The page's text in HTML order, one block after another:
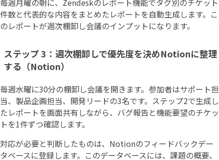
毎週月曜の朝に、Zendeskのレポート機能でタグ別のチケット
件数と代表的な内容をまとめたレポートを自動生成します。こ
のレポートが週次棚卸し会議のインプットになります。
ステップ 3：週次棚卸しで優先度を決めNotionに整理
する（Notion）
毎週水曜に30分の棚卸し会議を開きます。参加者はサポート担
当、製品企画担当、開発リードの3名です。ステップ2で生成し
たレポートを画面共有しながら、バグ報告と機能要望のチケッ
トを1件ずつ確認します。
対応が必要と判断したものは、Notionのフィードバックデー
タベースに登録します。このデータベースには、課題の概要、